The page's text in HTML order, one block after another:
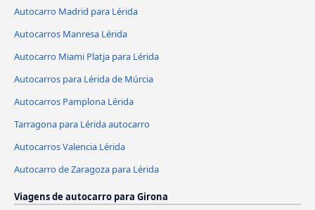
Autocarro Madrid para Lérida
Autocarros Manresa Lérida
Autocarro Miami Platja para Lérida
Autocarros para Lérida de Múrcia
Autocarros Pamplona Lérida
Tarragona para Lérida autocarro
Autocarros Valencia Lérida
Autocarro de Zaragoza para Lérida
Viagens de autocarro para Girona